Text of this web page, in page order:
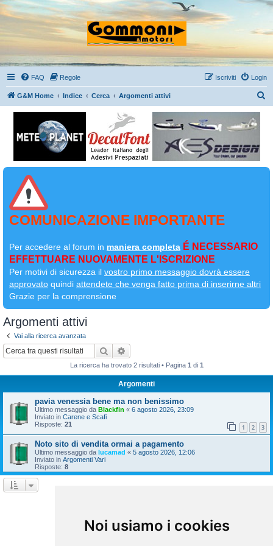
Noi usiamo i cookies
FAQ Regole Login
Iscriviti
G&M Home Indice Cerca Argomenti attivi
COMUNICAZIONE IMPORTANTE
Per accedere al forum in maniera completa É NECESSARIO
EFFETTUARE NUOVAMENTE L'ISCRIZIONE
Per motivi di sicurezza il vostro primo messaggio dovrà essere
approvato quindi attendete che venga fatto prima di inserirne altri
Grazie per la comprensione
Argomenti attivi
Vai alla ricerca avanzata
Cerca
La ricerca ha trovato 2 risultati • Pagina 1 di 1
Argomenti
pavia venessia bene ma non benissimo
Ultimo messaggio da Blackfin « 6 agosto 2026, 23:09
Inviato in Carene e Scafi
Risposte: 21 1 2 3
Noto sito di vendita ormai a pagamento
Ultimo messaggio da lucamad « 5 agosto 2026, 12:06
Inviato in Argomenti Vari
Risposte: 8